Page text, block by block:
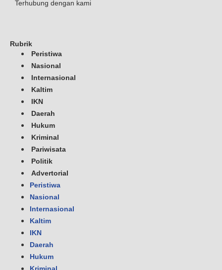
Terhubung dengan kami
Rubrik
Peristiwa
Nasional
Internasional
Kaltim
IKN
Daerah
Hukum
Kriminal
Pariwisata
Politik
Advertorial
Peristiwa
Nasional
Internasional
Kaltim
IKN
Daerah
Hukum
Kriminal